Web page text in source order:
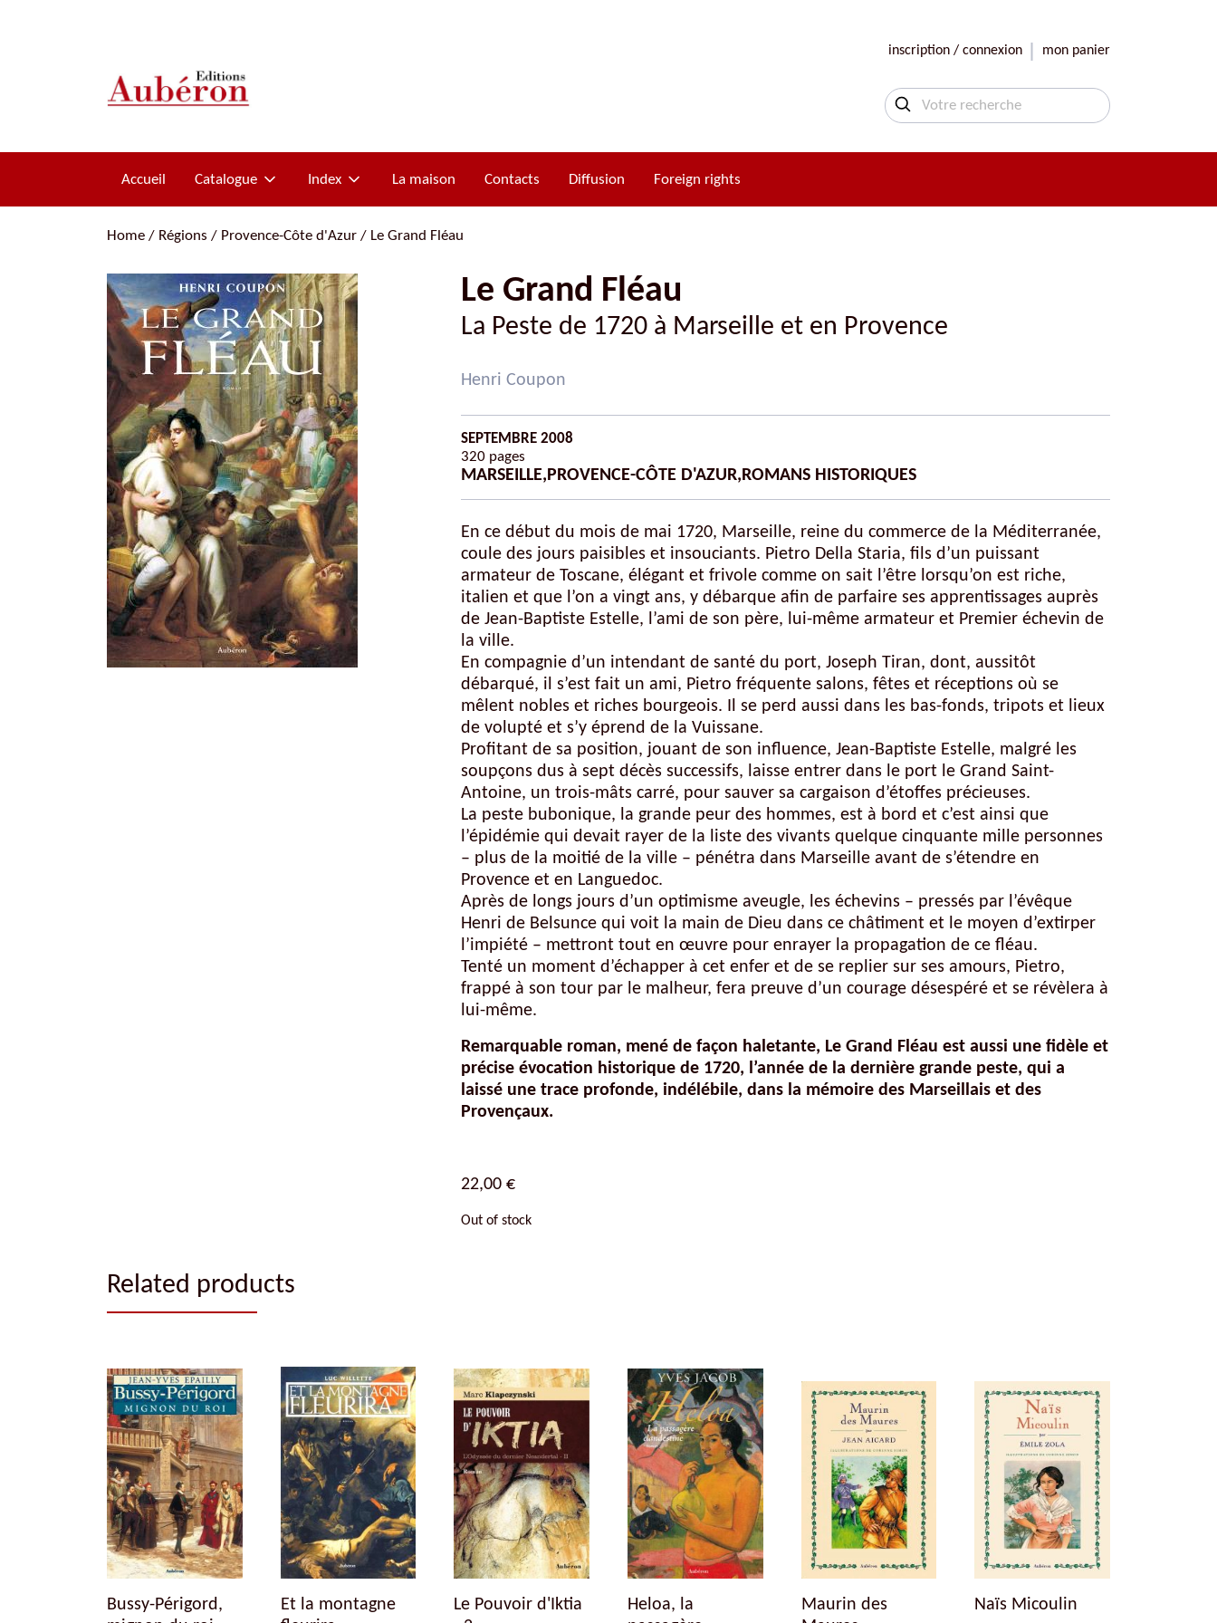
inscription / connexion mon panier
Accueil Catalogue
Cycle d’Ogier d’Argouges
Cycle de Gui de Clairbois
Cycle de Tristan de Castelreng
Autres ouvrages de Pierre Naudin
Romans historiques
Histoire et mystères
Collection Chemins de Résistance
Biographies
Pierre Loti
Littérature
Folklore, Contes et Légendes
Cuisine
Humour
Régions
Bordeaux-Gironde
Gascogne-Pyrénées
Landes
Languedoc
Marseille
Pays Basque
Poitou-Charente-Vendée
Provence-Côte d'Azur
Également au catalogue
Index La maison Contacts Diffusion Foreign rights
Home / Régions / Provence-Côte d'Azur / Le Grand Fléau
Le Grand Fléau
La Peste de 1720 à Marseille et en Provence
Henri Coupon
SEPTEMBRE 2008
320 pages
MARSEILLE,PROVENCE-CÔTE D'AZUR,ROMANS HISTORIQUES
En ce début du mois de mai 1720, Marseille, reine du commerce de la Méditerranée,
coule des jours paisibles et insouciants. Pietro Della Staria, fils d’un puissant
armateur de Toscane, élégant et frivole comme on sait l’être lorsqu’on est riche,
italien et que l’on a vingt ans, y débarque afin de parfaire ses apprentissages auprès
de Jean-Baptiste Estelle, l’ami de son père, lui-même armateur et Premier échevin de
la ville.
En compagnie d’un intendant de santé du port, Joseph Tiran, dont, aussitôt
débarqué, il s’est fait un ami, Pietro fréquente salons, fêtes et réceptions où se
mêlent nobles et riches bourgeois. Il se perd aussi dans les bas-fonds, tripots et lieux
de volupté et s’y éprend de la Vuissane.
Profitant de sa position, jouant de son influence, Jean-Baptiste Estelle, malgré les
soupçons dus à sept décès successifs, laisse entrer dans le port le Grand Saint-
Antoine, un trois-mâts carré, pour sauver sa cargaison d’étoffes précieuses.
La peste bubonique, la grande peur des hommes, est à bord et c’est ainsi que
l’épidémie qui devait rayer de la liste des vivants quelque cinquante mille personnes
– plus de la moitié de la ville – pénétra dans Marseille avant de s’étendre en
Provence et en Languedoc.
Après de longs jours d’un optimisme aveugle, les échevins – pressés par l’évêque
Henri de Belsunce qui voit la main de Dieu dans ce châtiment et le moyen d’extirper
l’impiété – mettront tout en œuvre pour enrayer la propagation de ce fléau.
Tenté un moment d’échapper à cet enfer et de se replier sur ses amours, Pietro,
frappé à son tour par le malheur, fera preuve d’un courage désespéré et se révèlera à
lui-même.
Remarquable roman, mené de façon haletante, Le Grand Fléau est aussi une fidèle et
précise évocation historique de 1720, l’année de la dernière grande peste, qui a
laissé une trace profonde, indélébile, dans la mémoire des Marseillais et des
Provençaux.
22,00 €
Out of stock
Related products
Bussy-Périgord,
Et la montagne
Le Pouvoir d'Iktia
Heloa, la
Maurin des
Naïs Micoulin